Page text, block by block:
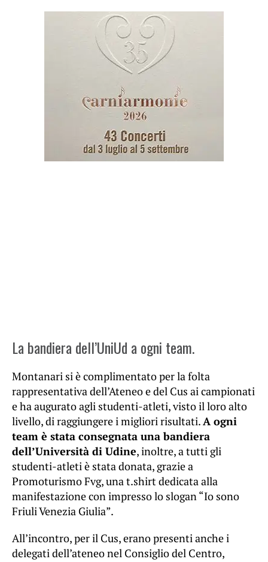
La bandiera dell’UniUd a ogni team.
Montanari si è complimentato per la folta
rappresentativa dell’Ateneo e del Cus ai campionati
e ha augurato agli studenti-atleti, visto il loro alto
livello, di raggiungere i migliori risultati.A ogni
team è stata consegnata una bandiera
dell’Università di Udine, inoltre, a tutti gli
studenti-atleti è stata donata, grazie a
Promoturismo Fvg, una t.shirt dedicata alla
manifestazione con impresso lo slogan “Io sono
Friuli Venezia Giulia”.
All’incontro, per il Cus, erano presenti anche i
delegati dell’ateneo nel Consiglio del Centro,